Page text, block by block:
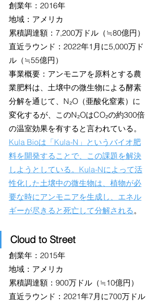
創業年：2016年
地域：アメリカ
累積調達額：7,200万ドル（≒80億円）
直近ラウンド：2022年1月に5,000万ド
ル（≒55億円）
事業概要：アンモニアを原料とする農
業肥料は、土壌中の微生物による酵素
分解を通じて、N₂O（亜酸化窒素）に
変化するが、このN₂OはCO₂の約300倍
の温室効果を有すると言われている。
Kula Bioは「Kula-N」というバイオ肥
料を開発することで、この課題を解決
しようとしている。Kula-Nによって活
性化した土壌中の微生物は、植物が必
要な時にアンモニアを生成し、エネル
ギーが尽きると死亡して分解される。
Cloud to Street
創業年：2015年
地域：アメリカ
累積調達額：900万ドル（≒10億円）
直近ラウンド：2021年7月に700万ドル